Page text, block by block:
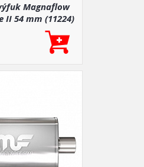
Magnaflow
II 54 mm (11224)